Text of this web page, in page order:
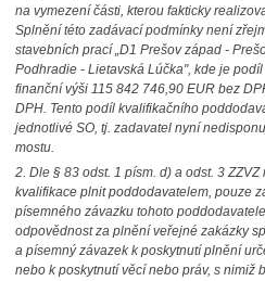
na vymezení části, kterou fakticky
Splnění této zadávací podmínky není
stavebních prací „D1 Prešov západ -
Podhradie - Lietavská Lúčka", kde je
finanční výši 115 842 746,90 EUR bez
DPH. Tento podíl kvalifikačního
jednotlivé SO, tj. zadavatel nyní
mostu.
2. Dle § 83 odst. 1 písm. d) a odst. 3
kvalifikace plnit poddodavatelem, pouze
písemného závazku tohoto
odpovědnost za plnění veřejné zakázky
a písemný závazek k poskytnutí plnění
nebo k poskytnutí věcí nebo práv, s nimiž